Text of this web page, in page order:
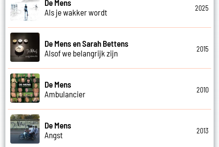
De Mens
Als je wakker wordt
2025
De Mens en Sarah Bettens
Alsof we belangrijk zijn
2015
De Mens
Ambulancier
2010
De Mens
Angst
2013